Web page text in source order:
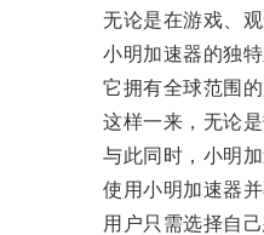
无论是在游戏、观
小明加速器的独特
它拥有全球范围的
这样一来，无论是
与此同时，小明加
使用小明加速器并
用户只需选择自己